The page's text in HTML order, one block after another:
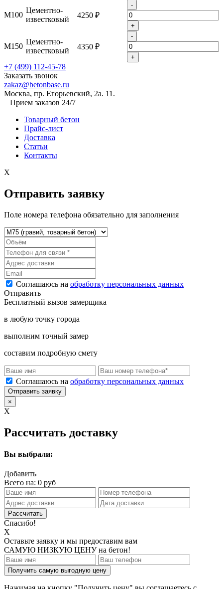
М100
Цементно-
известковый
4250 ₽
-
+
М150
Цементно-
известковый
4350 ₽
-
+
+7 (499) 112-45-78
Заказать звонок
zakaz@betonbase.ru
Москва, пр. Егорьевский, 2а. 11.
Прием заказов 24/7
Товарный бетон
Прайс-лист
Доставка
Статьи
Контакты
X
Отправить заявку
Поле номера телефона обязательно для заполнения
Соглашаюсь на обработку персональных данных
Отправить
Бесплатный вызов замерщика
в любую точку города
выполним точный замер
составим подробную смету
Соглашаюсь на обработку персональных данных
Отправить заявку
×
X
Рассчитать доставку
Вы выбрали:
Добавить
Всего на: 0 руб
Спасибо!
X
Оставьте заявку и мы предоставим вам
САМУЮ НИЗКУЮ ЦЕНУна бетон!
Получить самую выгодную цену